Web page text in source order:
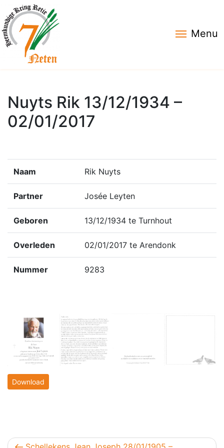
Menu
Nuyts Rik 13/12/1934 –
02/01/2017
Naam Rik Nuyts
Partner Josée Leyten
Geboren 13/12/1934 te Turnhout
Overleden 02/01/2017 te Arendonk
Nummer 9283
Download
Vorig bericht